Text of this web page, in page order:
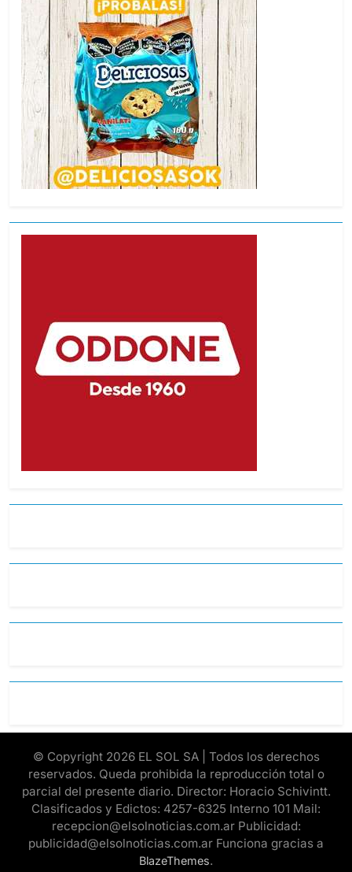
© Copyright 2026 EL SOL SA | Todos los derechos
reservados. Queda prohibida la reproducción total o
parcial del presente diario. Director: Horacio Schivintt.
Clasificados y Edictos: 4257-6325 Interno 101 Mail:
recepcion@elsolnoticias.com.ar Publicidad:
publicidad@elsolnoticias.com.ar Funciona gracias a
BlazeThemes.